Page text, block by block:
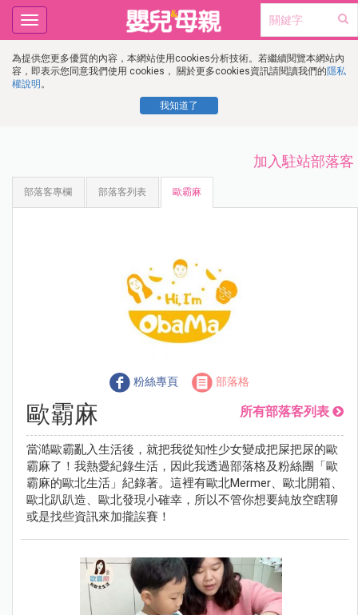
為提供您更多優質的內容，本網站使用cookies分析技術。若繼續閱覽本網站內
容，即表示您同意我們使用 cookies， 關於更多cookies資訊請閱讀我們的隱私
權說明 。
我知道了
Toggle
navigation
加入駐站部落客
部落客專欄 部落客列表 歐霸麻
粉絲專頁 部落格
歐霸麻 所有部落客列表
當澔歐霸亂入生活後，就把我從知性少女變成把屎把尿的歐
霸麻了！我熱愛紀錄生活，因此我透過部落格及粉絲團「歐
霸麻的歐北生活」紀錄著。這裡有歐北Mermer、歐北開箱、
歐北趴趴造、歐北發現小確幸，所以不管你想要純放空瞎聊
或是找些資訊來加攏誒賽！